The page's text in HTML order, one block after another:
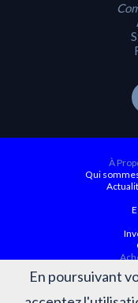
En poursuivant
À
Qui
Ordre